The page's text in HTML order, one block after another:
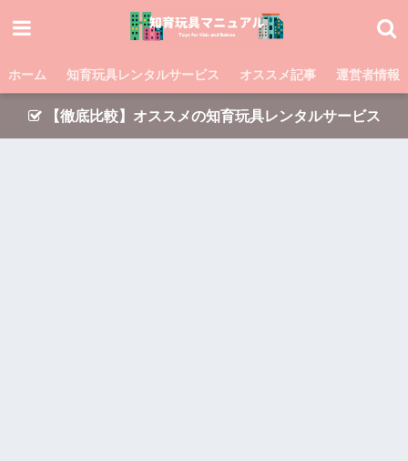
ホーム 知育玩具レンタルサービス オススメ記事 運営者情報
【徹底比較】オススメの知育玩具レンタルサービス